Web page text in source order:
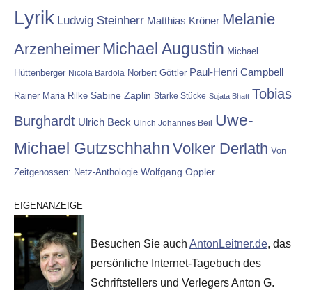
Lyrik Ludwig Steinherr Matthias Kröner Melanie
Arzenheimer Michael Augustin Michael
Hüttenberger Nicola Bardola Norbert Göttler Paul-Henri Campbell
Rainer Maria Rilke Sabine Zaplin Starke Stücke Sujata Bhatt Tobias
Burghardt Ulrich Beck Ulrich Johannes Beil
Uwe-
Michael Gutzschhahn Volker Derlath Von
Zeitgenossen: Netz-Anthologie Wolfgang Oppler
EIGENANZEIGE
Besuchen Sie auch AntonLeitner.de, das
persönliche Internet-Tagebuch des
Schriftstellers und Verlegers Anton G.